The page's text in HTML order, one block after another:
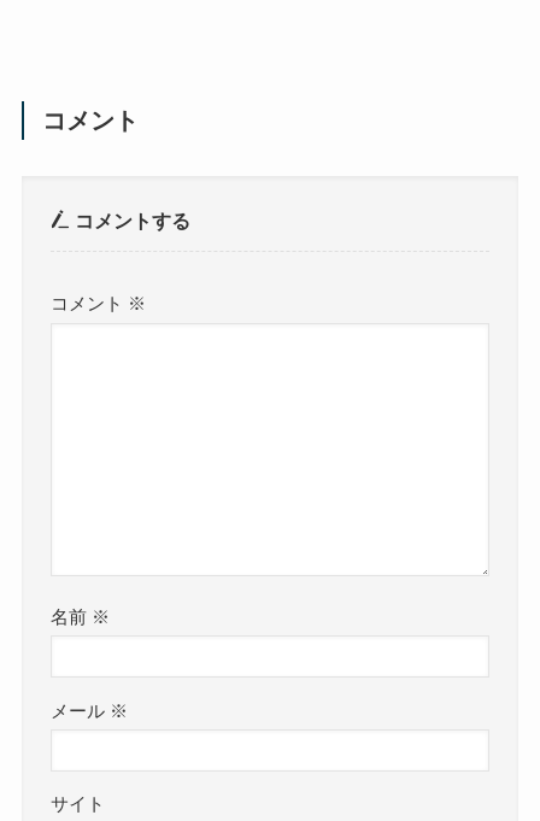
コメント
コメントする
コメント ※
名前 ※
メール ※
サイト